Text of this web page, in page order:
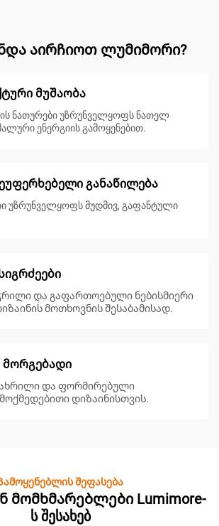
აირჩიოთ ლუმიმორი?
მუშაობა
ნათურები უზრუნველყოფს ნათელ
ენერგიის გამოყენებით.
განაწილება
უზრუნველყოფს მუდმივ, გაფანტული
და გაფართოებული ნებისმიერი
მოთხოვნის შესაბამისად.
და ფორმირებული
დიზაინისთვის.
შეფასება
მომხმარებლები Lumimore-
ს შესახებ